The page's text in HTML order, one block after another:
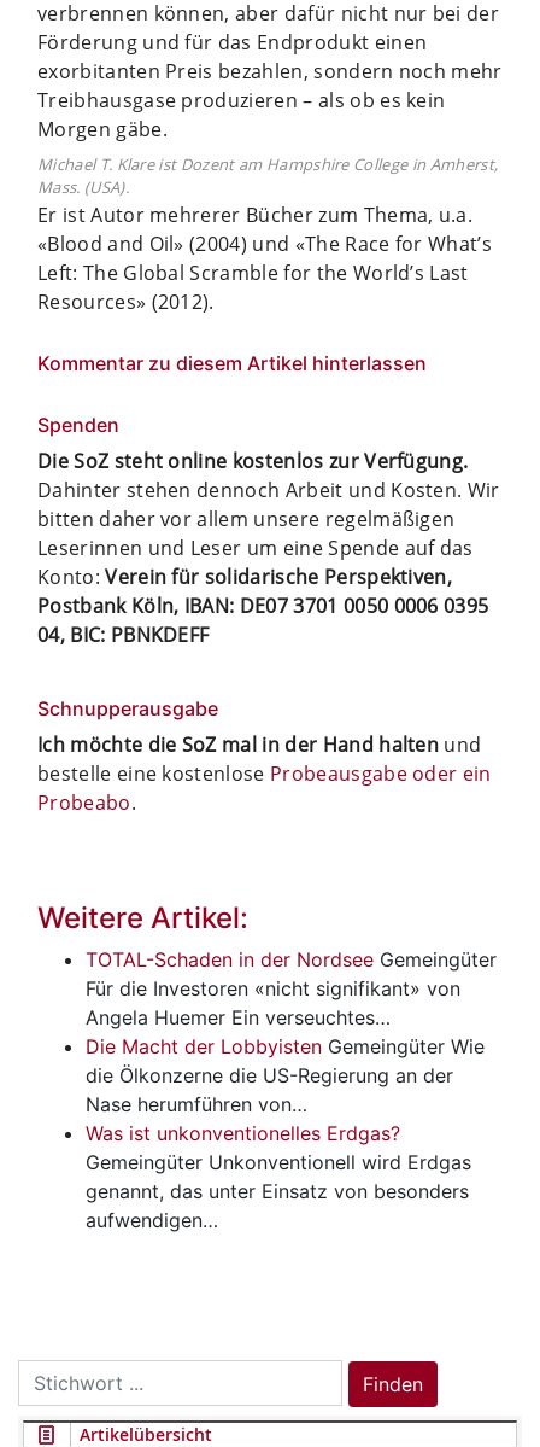
verbrennen können, aber dafür nicht nur bei der
Förderung und für das Endprodukt einen
exorbitanten Preis bezahlen, sondern noch mehr
Treibhausgase produzieren – als ob es kein
Morgen gäbe.
Michael T. Klare ist Dozent am Hampshire College in Amherst,
Mass. (USA).
Er ist Autor mehrerer Bücher zum Thema, u.a.
«Blood and Oil» (2004) und «The Race for What’s
Left: The Global Scramble for the World’s Last
Resources» (2012).
Kommentar zu diesem Artikel hinterlassen
Spenden
Die SoZ steht online kostenlos zur Verfügung.
Dahinter stehen dennoch Arbeit und Kosten. Wir
bitten daher vor allem unsere regelmäßigen
Leserinnen und Leser um eine Spende auf das
Konto:Verein für solidarische Perspektiven,
Postbank Köln, IBAN: DE07 3701 0050 0006 0395
04, BIC: PBNKDEFF
Schnupperausgabe
Ich möchte die SoZ mal in der Hand halten und
bestelle eine kostenlose Probeausgabe oder ein
Probeabo.
Weitere Artikel:
TOTAL-Schaden in der Nordsee Gemeingüter
Für die Investoren «nicht signifikant» von
Angela Huemer Ein verseuchtes…
Die Macht der Lobbyisten Gemeingüter Wie
die Ölkonzerne die US-Regierung an der
Nase herumführen von…
Was ist unkonventionelles Erdgas?
Gemeingüter Unkonventionell wird Erdgas
genannt, das unter Einsatz von besonders
aufwendigen…
Search
for:
Finden
Artikelübersicht